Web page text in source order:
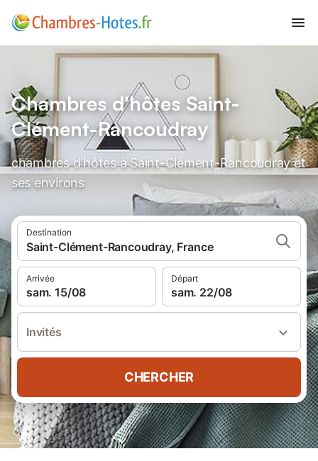
Chambres d'hôtes Saint-
Clément-Rancoudray
chambres d'hôtes à Saint-Clément-Rancoudray et
ses environs
Destination
Saint-Clément-Rancoudray, France
Arrivée
sam. 15/08
Départ
sam. 22/08
Invités
CHERCHER